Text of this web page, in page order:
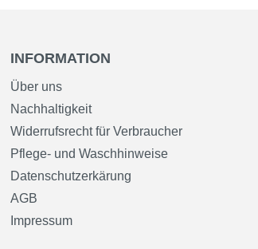
INFORMATION
Über uns
Nachhaltigkeit
Widerrufsrecht für Verbraucher
Pflege- und Waschhinweise
Datenschutzerkärung
AGB
Impressum